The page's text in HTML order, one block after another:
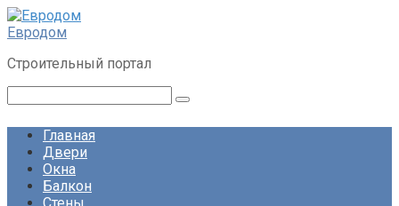
Перейти
к
Евродом
Строительный портал
Главная
Двери
Окна
Балкон